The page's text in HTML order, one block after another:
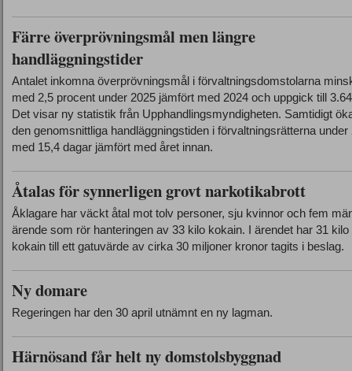
Färre överprövningsmål men längre
handläggningstider
Antalet inkomna överprövningsmål i förvaltningsdomstolarna
med 2,5 procent under 2025 jämfört med 2024 och uppgick till
Det visar ny statistik från Upphandlingsmyndigheten. Samtidigt
den genomsnittliga handläggningstiden i förvaltningsrätterna under
med 15,4 dagar jämfört med året innan.
Åtalas för synnerligen grovt narkotikabrott
Åklagare har väckt åtal mot tolv personer, sju kvinnor och fem
ärende som rör hanteringen av 33 kilo kokain. I ärendet har 31 kilo
kokain till ett gatuvärde av cirka 30 miljoner kronor tagits i beslag.
Ny domare
Regeringen har den 30 april utnämnt en ny lagman.
Härnösand får helt ny domstolsbyggnad